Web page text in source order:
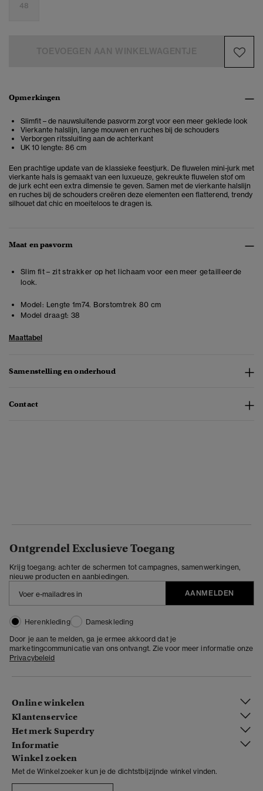
48
Opmerkingen
Slimfit – de nauwsluitende pasvorm zorgt voor een meer geklede look
Vierkante halslijn, lange mouwen en ruches bij de schouders
Verborgen ritssluiting aan de achterkant
UK 10 lengte: 86 cm
Een prachtige update van de klassieke feestjurk. De fluwelen mini-jurk met
vierkante hals is gemaakt van een luxueuze, gekreukte fluwelen stof om
de jurk echt een extra dimensie te geven. Samen met de vierkante halslijn
en ruches bij de schouders creëren deze elementen een flatterend, trendy
silhouet dat chic en moeiteloos te dragen is.
Maat en pasvorm
Slim fit – zit strakker op het lichaam voor een meer getailleerde
look.
Model: Lengte 1m74. Borstomtrek 80 cm
Model draagt: 38
Maattabel
Samenstelling en onderhoud
Contact
Ontgrendel Exclusieve Toegang
Krijg toegang: achter de schermen tot campagnes, samenwerkingen,
nieuwe producten en aanbiedingen.
AANMELDEN
Herenkleding
Dameskleding
Door je aan te melden, ga je ermee akkoord dat je
marketingcommunicatie van ons ontvangt. Zie voor meer informatie onze
Privacybeleid
Online winkelen
Klantenservice
Het merk Superdry
Informatie
Winkel zoeken
Met de Winkelzoeker kun je de dichtstbijzijnde winkel vinden.